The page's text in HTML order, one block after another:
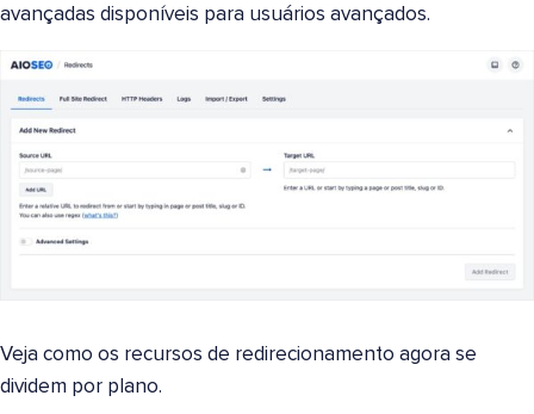
avançadas disponíveis para usuários avançados.
Veja como os recursos de redirecionamento agora se
dividem por plano.